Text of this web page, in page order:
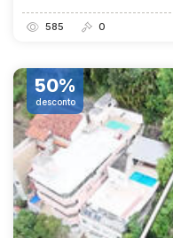
585 0
50%
desconto